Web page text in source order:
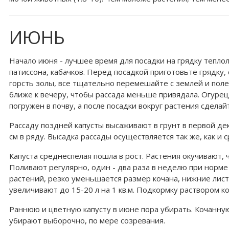
ИЮНЬ
Начало июня - лучшее время для посадки на грядку
патиссона, кабачков. Перед посадкой приготовьте
горсть золы, все тщательно перемешайте с землей и
ближе к вечеру, чтобы рассада меньше привядала.
погружен в почву, а после посадки вокруг растения
Рассаду поздней капусты высаживают в грунт в первой
см в ряду. Высадка рассады осуществляется так же, как и
Капуста среднеспелая пошла в рост. Растения
Поливают регулярно, один - два раза в неделю при
растений, резко уменьшается размер кочана, нижние
увеличивают до 15-20 л на 1 кв.м. Подкормку раствором
Раннюю и цветную капусту в июне пора убирать.
убирают выборочно, по мере созревания.